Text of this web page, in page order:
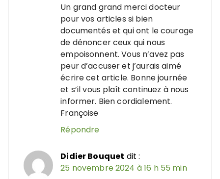
Un grand grand merci docteur
pour vos articles si bien
documentés et qui ont le courage
de dénoncer ceux qui nous
empoisonnent. Vous n’avez pas
peur d’accuser et j’aurais aimé
écrire cet article. Bonne journée
et s’il vous plaît continuez à nous
informer. Bien cordialement.
Françoise
Répondre
Didier Bouquet dit :
25 novembre 2024 à 16 h 55 min